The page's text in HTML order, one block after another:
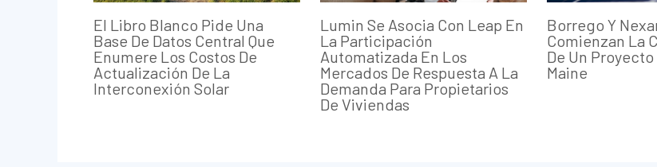
El Libro Blanco Pide Una
Base De Datos Central Que
Enumere Los Costos De
Actualización De La
Interconexión Solar
Lumin Se Asocia Con Leap En
La Participación
Automatizada En Los
Mercados De Respuesta A La
Demanda Para Propietarios
De Viviendas
Borrego Y
Comienzan La
De Un Proyecto
Maine